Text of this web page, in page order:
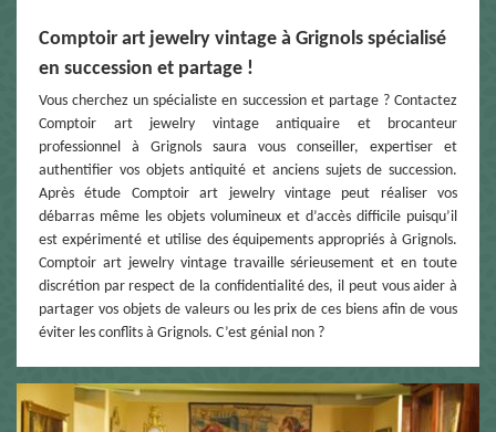
Comptoir art jewelry vintage à Grignols spécialisé
en succession et partage !
Vous cherchez un spécialiste en succession et partage ? Contactez
Comptoir art jewelry vintage antiquaire et brocanteur
professionnel à Grignols saura vous conseiller, expertiser et
authentifier vos objets antiquité et anciens sujets de succession.
Après étude Comptoir art jewelry vintage peut réaliser vos
débarras même les objets volumineux et d’accès difficile puisqu’il
est expérimenté et utilise des équipements appropriés à Grignols.
Comptoir art jewelry vintage travaille sérieusement et en toute
discrétion par respect de la confidentialité des, il peut vous aider à
partager vos objets de valeurs ou les prix de ces biens afin de vous
éviter les conflits à Grignols. C’est génial non ?